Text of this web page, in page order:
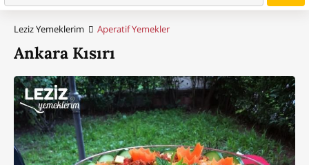
Leziz Yemeklerim Aperatif Yemekler
Ankara Kısırı